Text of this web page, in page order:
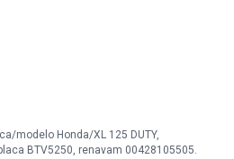
modelo Honda/XL 125 DUTY,
BTV5250, renavam 00428105505.